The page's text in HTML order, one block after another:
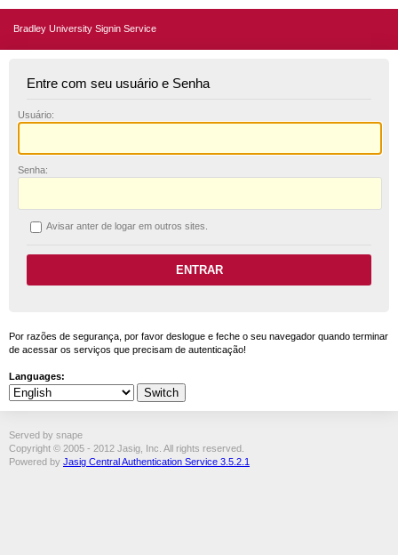
Bradley University Signin Service
Entre com seu usuário e Senha
Usuário:
Senha:
Avisar anter de logar em outros sites.
Por razões de segurança, por favor deslogue e feche o seu navegador quando terminar
de acessar os serviços que precisam de autenticação!
Languages:
Served by snape
Copyright © 2005 - 2012 Jasig, Inc. All rights reserved.
Powered by Jasig Central Authentication Service 3.5.2.1